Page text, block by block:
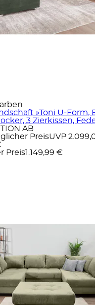
»Toni U-Form,
3 Zierkissen,
AB
PreisUVP
Preis1.149,99 €